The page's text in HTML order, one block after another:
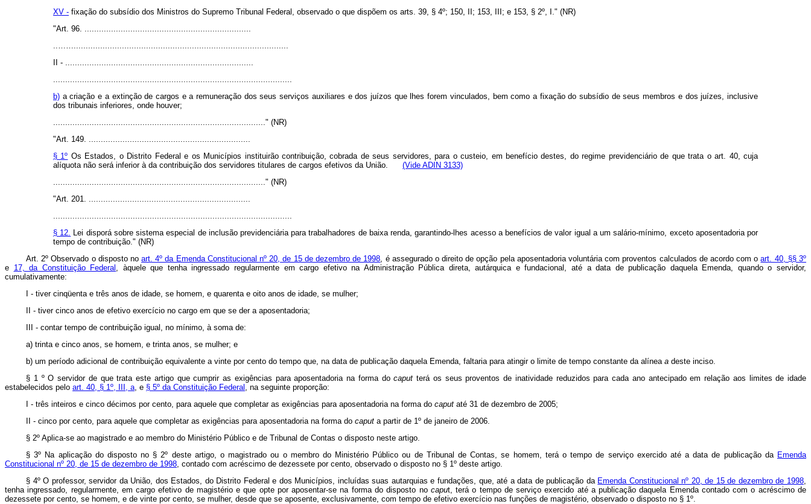
XV - fixação do subsídio dos Ministros do Supremo Tribunal Federal, observado o que dispõem os arts. 39, § 4º; 150, II; 153, III; e 153, § 2º, I." (NR)
"Art. 96. .....................................................................
..…….........................................................................................
II - ..............................................................................
...................................................................................................
b) a criação e a extinção de cargos e a remuneração dos seus serviços auxiliares e dos juízos que lhes forem vinculados, bem como a fixação do subsídio de seus membros e dos juízes, inclusive
dos tribunais inferiores, onde houver;
........................................................................................" (NR)
"Art. 149. ...................................................................
§ 1º Os Estados, o Distrito Federal e os Municípios instituirão contribuição, cobrada de seus servidores, para o custeio, em benefício destes, do regime previdenciário de que trata o art. 40, cuja
alíquota não será inferior à da contribuição dos servidores titulares de cargos efetivos da União. (Vide ADIN 3133)
........................................................................................" (NR)
"Art. 201. ...................................................................
...................................................................................................
§ 12. Lei disporá sobre sistema especial de inclusão previdenciária para trabalhadores de baixa renda, garantindo-lhes acesso a benefícios de valor igual a um salário-mínimo, exceto aposentadoria por
tempo de contribuição." (NR)
Art. 2º Observado o disposto noart. 4º da Emenda Constitucional nº 20, de 15 de dezembro de 1998, é assegurado o direito de opção pela aposentadoria voluntária com proventos calculados de acordo com oart. 40, §§ 3º
e 17, da Constituição Federal , àquele que tenha ingressado regularmente em cargo efetivo na Administração Pública direta, autárquica e fundacional, até a data de publicação daquela Emenda, quando o servidor,
cumulativamente:
I - tiver cinqüenta e três anos de idade, se homem, e quarenta e oito anos de idade, se mulher;
II - tiver cinco anos de efetivo exercício no cargo em que se der a aposentadoria;
III - contar tempo de contribuição igual, no mínimo, à soma de:
a) trinta e cinco anos, se homem, e trinta anos, se mulher; e
b) um período adicional de contribuição equivalente a vinte por cento do tempo que, na data de publicação daquela Emenda, faltaria para atingir o limite de tempo constante da alínea a deste inciso.
§ 1 º O servidor de que trata este artigo que cumprir as exigências para aposentadoria na forma docaput terá os seus proventos de inatividade reduzidos para cada ano antecipado em relação aos limites de idade
estabelecidos pelo art. 40, § 1º, III, a, e § 5º da Constituição Federal , na seguinte proporção:
I - três inteiros e cinco décimos por cento, para aquele que completar as exigências para aposentadoria na forma do caput até 31 de dezembro de 2005;
II - cinco por cento, para aquele que completar as exigências para aposentadoria na forma do caput a partir de 1º de janeiro de 2006.
§ 2º Aplica-se ao magistrado e ao membro do Ministério Público e de Tribunal de Contas o disposto neste artigo.
§ 3º Na aplicação do disposto no § 2º deste artigo, o magistrado ou o membro do Ministério Público ou de Tribunal de Contas, se homem, terá o tempo de serviço exercido até a data de publicação da Emenda
Constitucional nº 20, de 15 de dezembro de 1998, contado com acréscimo de dezessete por cento, observado o disposto no § 1º deste artigo.
§ 4º O professor, servidor da União, dos Estados, do Distrito Federal e dos Municípios, incluídas suas autarquias e fundações, que, até a data de publicação da Emenda Constitucional nº 20, de 15 de dezembro de 1998,
tenha ingressado, regularmente, em cargo efetivo de magistério e que opte por aposentar-se na forma do disposto no caput, terá o tempo de serviço exercido até a publicação daquela Emenda contado com o acréscimo de
dezessete por cento, se homem, e de vinte por cento, se mulher, desde que se aposente, exclusivamente, com tempo de efetivo exercício nas funções de magistério, observado o disposto no § 1º.